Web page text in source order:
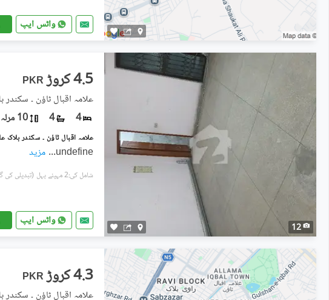
واٹس ایپ
12
PKR 4.5 کروڑ
علامہ اقبال ٹاؤن ۔ سکندر
4
4 10 مرلہ
undefine
... مزید
شامل کی:2 مہینے پہل (تبدیلی کی گئی:1
واٹس ایپ
PKR 4.3 کروڑ
علامہ اقبال ٹاؤن ۔ سکندر